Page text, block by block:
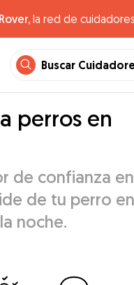
la red de
Buscar
perros en
de confianza en
de tu perro
noche.